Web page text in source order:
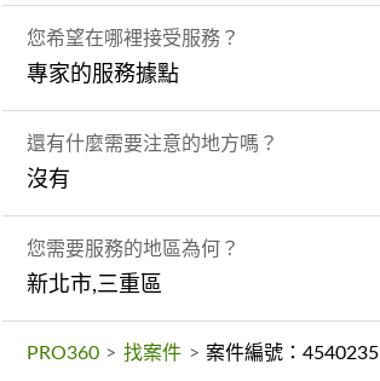
您希望在哪裡接受服務？
專家的服務據點
還有什麼需要注意的地方嗎？
沒有
您需要服務的地區為何？
新北市,三重區
PRO360 > 找案件 > 案件編號：4540235